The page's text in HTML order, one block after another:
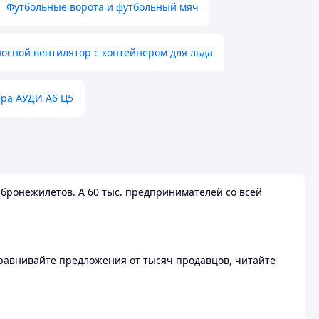
Футбольные ворота и футбольный мяч
вентилятор с контейнером для льда
АУДИ А6 Ц5
А 60 тыс. предпринимателей со всей
предложения от тысяч продавцов, читайте